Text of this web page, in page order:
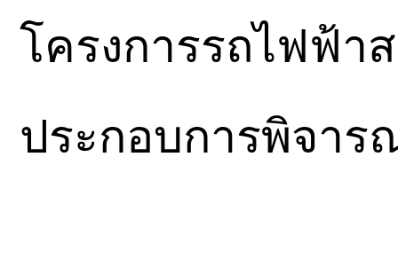
โครงการรถไฟฟ้า
ประกอบการพิจาร